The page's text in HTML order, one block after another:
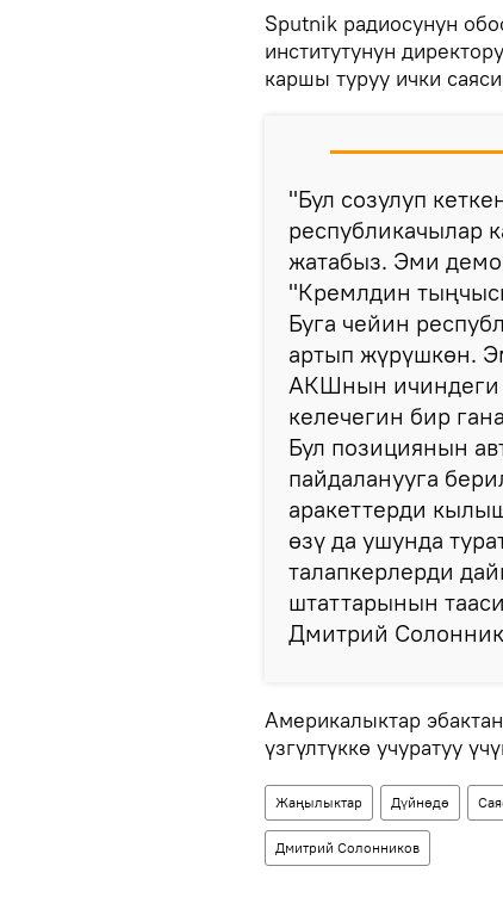
Sputnik радиосунун
институтунун
каршы туруу ички
"Бул созулуп
республикачылар
жатабыз. Эми
"Кремлдин
Буга чейин
артып жүрүшкөн.
АКШнын ичиндеги
келечегин бир
Бул позициянын
пайдаланууга
аракеттерди
өзү да ушунда
талапкерлерди
штаттарынын
Дмитрий
Америкалыктар
үзгүлтүккө учуратуу
Жаңылыктар Дүйнөдө
Дмитрий Солонников